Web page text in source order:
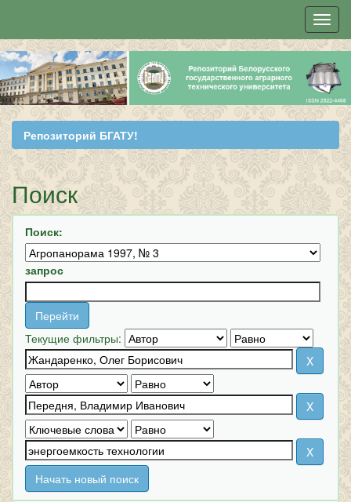
Skip
navigation
Репозиторий БГАТУ!
Поиск
Поиск:
запрос
Текущие фильтры:
Начать новый поиск